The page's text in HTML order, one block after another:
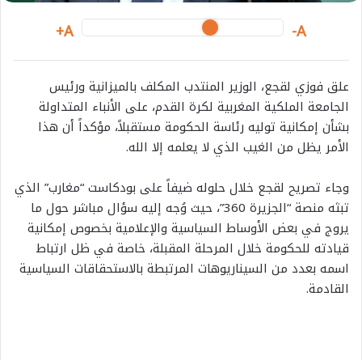
A-
A+
علق فوزي لقجع، الوزير المنتدب المكلف بالميزانية ورئيس
الجامعة الملكية المغربية لكرة القدم، على الأنباء المتداولة
بشأن إمكانية توليه رئاسة الحكومة مستقبلاً، مؤكداً أن هذا
الأمر يظل من الغيب الذي لا يعلمه إلا الله.
وجاء تصريح لقجع خلال حلوله ضيفاً على بودكاست “مغارب” الذي
تبثه منصة “الجزيرة 360”، حيث وُجه إليه سؤال مباشر حول ما
يروج في بعض الأوساط السياسية والإعلامية بخصوص إمكانية
قيادته للحكومة خلال المرحلة المقبلة، خاصة في ظل ارتباط
اسمه بعدد من السيناريوهات المرتبطة بالاستحقاقات السياسية
القادمة.